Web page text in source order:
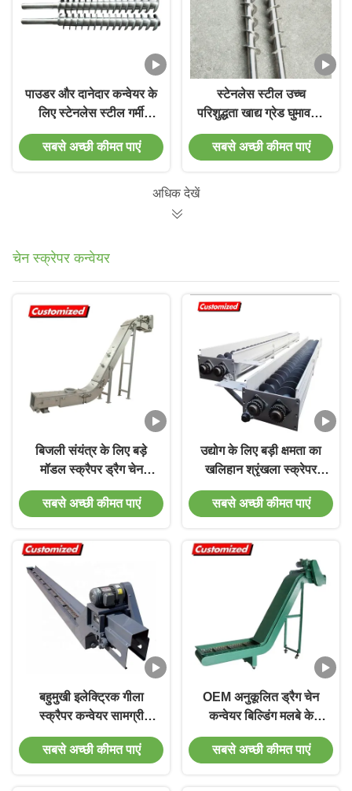
पाउडर और दानेदार कन्वेयर के
लिए स्टेनलेस स्टील गर्मी
प्रतिरोधी अनुकूलन योग्य
ऑगर स्क्रू सर्पिल ब्लेड
सबसे अच्छी कीमत पाएं
स्टेनलेस स्टील उच्च
परिशुद्धता खाद्य ग्रेड घुमावदार
पेंच कन्वेयर के लिए पेंच पेंच
सबसे अच्छी कीमत पाएं
अधिक देखें
चेन स्क्रेपर कन्वेयर
बिजली संयंत्र के लिए बड़े
मॉडल स्क्रैपर ड्रैग चेन
कन्वेयर पेशेवर
सबसे अच्छी कीमत पाएं
उद्योग के लिए बड़ी क्षमता का
खलिहान श्रृंखला स्क्रेपर
कन्वेयर उच्च प्रदर्शन
सबसे अच्छी कीमत पाएं
बहुमुखी इलेक्ट्रिक गीला
स्क्रैपर कन्वेयर सामग्री
हैंडलिंग उपकरण के लिए
सबसे अच्छी कीमत पाएं
OEM अनुकूलित ड्रैग चेन
कन्वेयर बिल्डिंग मलबे के
संचरण के लिए विद्युत नियंत्रण
सबसे अच्छी कीमत पाएं